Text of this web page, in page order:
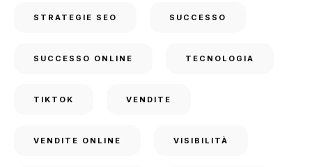
STRATEGIE SEO SUCCESSO
SUCCESSO ONLINE TECNOLOGIA
TIKTOK VENDITE
VENDITE ONLINE VISIBILITÀ